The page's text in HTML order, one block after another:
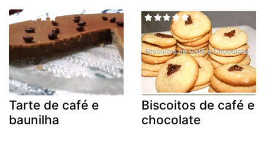
Tarte de café e
baunilha
Biscoitos de café e
chocolate